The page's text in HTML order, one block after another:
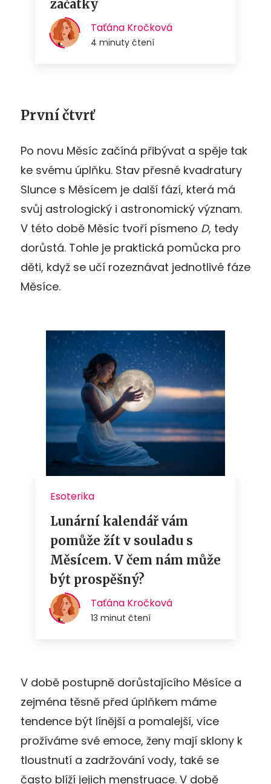
První čtvrť
Po novu Měsíc začíná přibývat a spěje tak
ke svému úplňku. Stav přesné kvadratury
Slunce s Měsícem je další fází, která má
svůj astrologický i astronomický význam.
V této době Měsíc tvoří písmeno D, tedy
dorůstá. Tohle je praktická pomůcka pro
děti, když se učí rozeznávat jednotlivé fáze
Měsíce.
V době postupně dorůstajícího Měsíce a
zejména těsně před úplňkem máme
tendence být línější a pomalejší, více
prožíváme své emoce, ženy mají sklony k
tloustnutí a zadržování vody, také se
často blíží jejich menstruace. V době